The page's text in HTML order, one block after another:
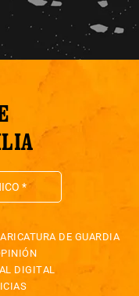
DE GUARDIA
DIGITAL